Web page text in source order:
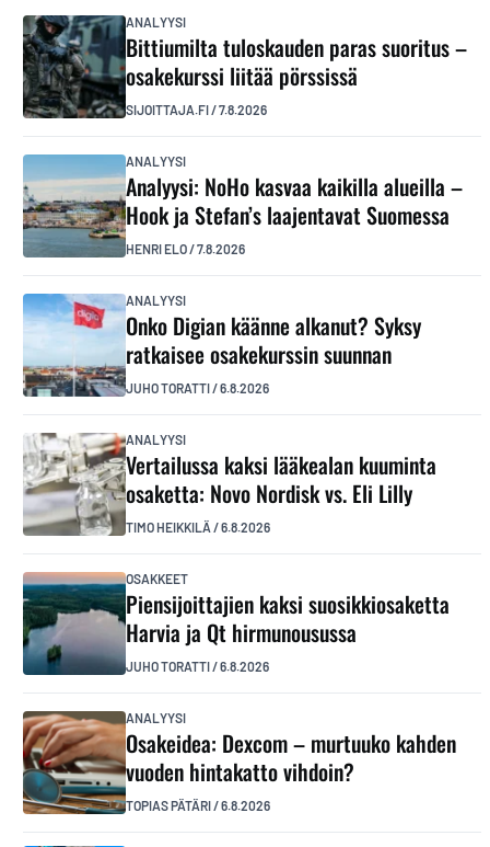
ANALYYSI
Bittiumilta tuloskauden paras suoritus –
osakekurssi liitää pörssissä
SIJOITTAJA.FI/7.8.2026
ANALYYSI
Analyysi: NoHo kasvaa kaikilla alueilla –
Hook ja Stefan’s laajentavat Suomessa
HENRI ELO/7.8.2026
ANALYYSI
Onko Digian käänne alkanut? Syksy
ratkaisee osakekurssin suunnan
JUHO TORATTI/6.8.2026
ANALYYSI
Vertailussa kaksi lääkealan kuuminta
osaketta: Novo Nordisk vs. Eli Lilly
TIMO HEIKKILÄ /6.8.2026
OSAKKEET
Piensijoittajien kaksi suosikkiosaketta
Harvia ja Qt hirmunousussa
JUHO TORATTI/6.8.2026
ANALYYSI
Osakeidea: Dexcom – murtuuko kahden
vuoden hintakatto vihdoin?
TOPIAS PÄTÄRI/6.8.2026